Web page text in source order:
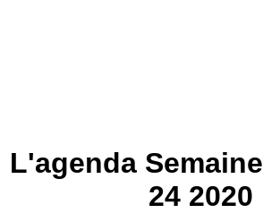
L'agenda Semaine
24 2020